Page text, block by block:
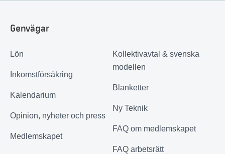
Genvägar
Lön
Inkomstförsäkring
Kalendarium
Opinion, nyheter och press
Medlemskapet
Kollektivavtal & svenska
modellen
Blanketter
Ny Teknik
FAQ om medlemskapet
FAQ arbetsrätt